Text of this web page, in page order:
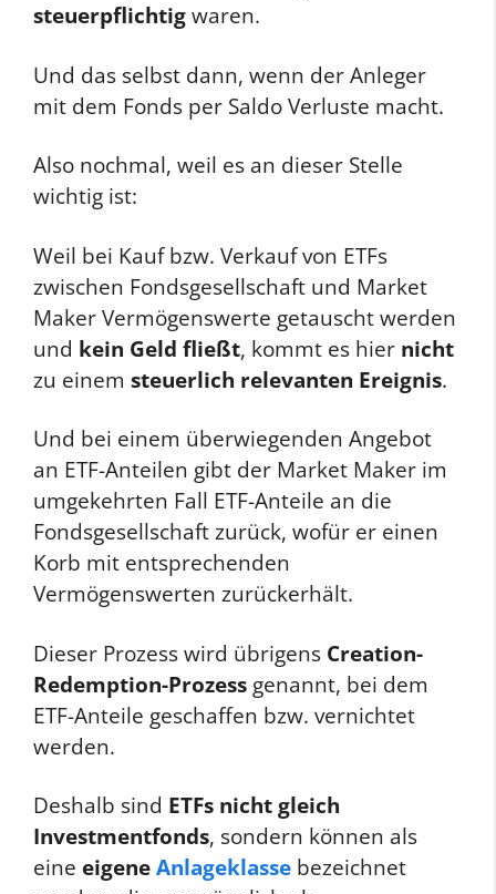
steuerpflichtig waren.
Und das selbst dann, wenn der Anleger
mit dem Fonds per Saldo Verluste macht.
Also nochmal, weil es an dieser Stelle
wichtig ist:
Weil bei Kauf bzw. Verkauf von ETFs
zwischen Fondsgesellschaft und Market
Maker Vermögenswerte getauscht werden
und kein Geld fließt, kommt es hier nicht
zu einem steuerlich relevanten Ereignis.
Und bei einem überwiegenden Angebot
an ETF-Anteilen gibt der Market Maker im
umgekehrten Fall ETF-Anteile an die
Fondsgesellschaft zurück, wofür er einen
Korb mit entsprechenden
Vermögenswerten zurückerhält.
Dieser Prozess wird übrigens Creation-
Redemption-Prozess genannt, bei dem
ETF-Anteile geschaffen bzw. vernichtet
werden.
Deshalb sind ETFs nicht gleich
Investmentfonds, sondern können als
eine eigene Anlageklasse bezeichnet